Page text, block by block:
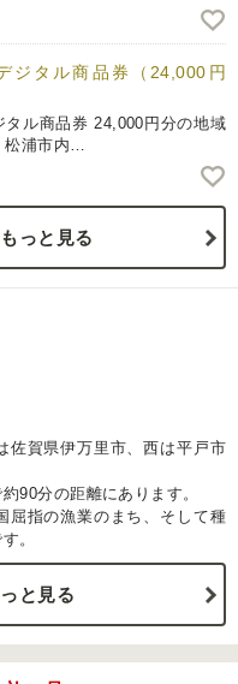
ジタル商品券（24,000円
タル商品券 24,000円分の地域
松浦市内…
っと見る
賀県伊万里市、西は平戸市
90分の距離にあります。
指の漁業のまち、そして種
。
と見る